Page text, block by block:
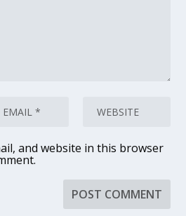
and website in this browser